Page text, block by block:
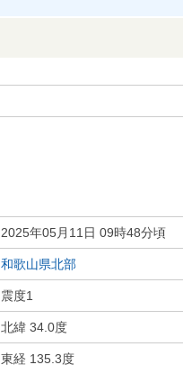
2025年05月11日 09時48分頃
和歌山県北部
震度1
北緯 34.0度
東経 135.3度